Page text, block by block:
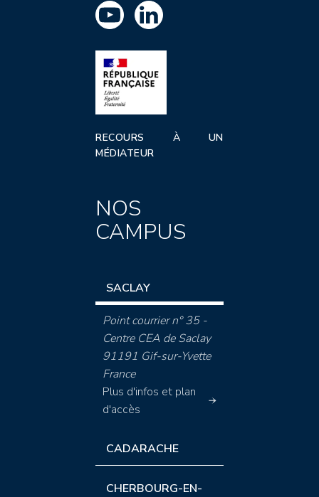
RECOURS À UN
MÉDIATEUR
NOS
CAMPUS
SACLAY
Point courrier n° 35 -
Centre CEA de Saclay
91191 Gif-sur-Yvette
France
Plus d'infos et plan
d'accès
CADARACHE
CHERBOURG-EN-